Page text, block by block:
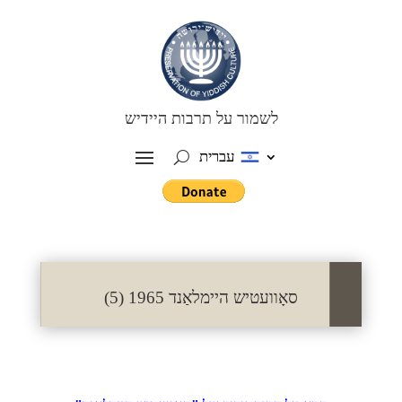
לשמור על תרבות היידיש
עברית
סאָוועטיש היימלאַנד 1965 (5)